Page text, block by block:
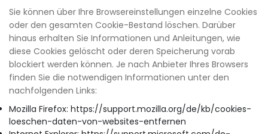
Sie können über Ihre Browsereinstellungen einzelne Cookies
oder den gesamten Cookie-Bestand löschen. Darüber
hinaus erhalten Sie Informationen und Anleitungen, wie
diese Cookies gelöscht oder deren Speicherung vorab
blockiert werden können. Je nach Anbieter Ihres Browsers
finden Sie die notwendigen Informationen unter den
nachfolgenden Links:
Mozilla Firefox: https://support.mozilla.org/de/kb/cookies-
loeschen-daten-von-websites-entfernen